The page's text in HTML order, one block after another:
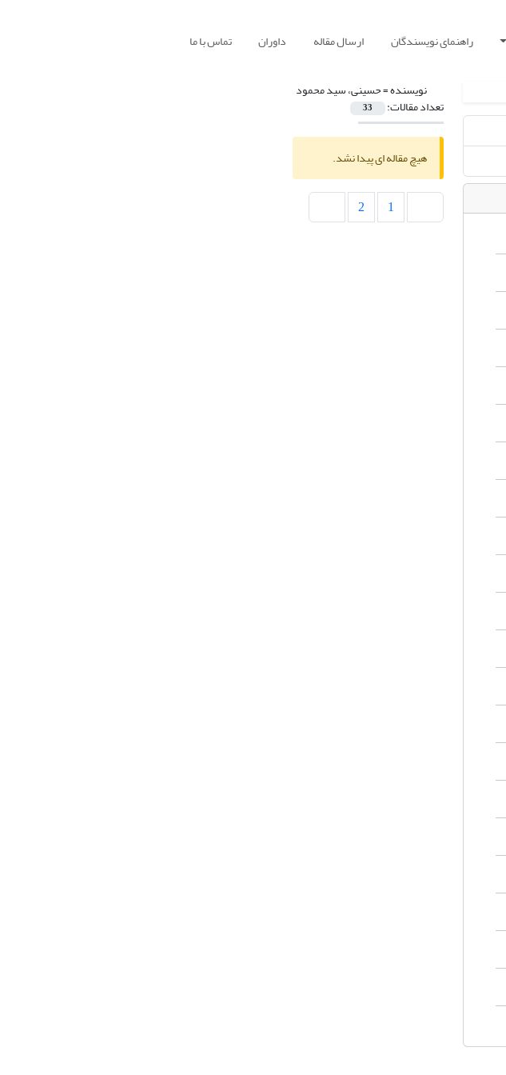
راهنمای نویسندگان ارسال مقاله داوران تماس با ما
نویسنده =حسینی، سید محمود
تعداد مقالات: 33
هیچ مقاله ای پیدا نشد.
1
2